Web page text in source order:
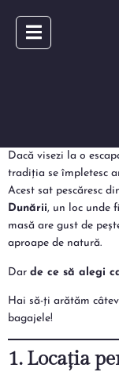
Dacă visezi la o
tradiția se împletesc
Acest sat pescăresc
Dunării, un loc unde
masă are gust de
aproape de natură.
Dar de ce să alegi
Hai să-ți arătăm
bagajele!
1. Locația